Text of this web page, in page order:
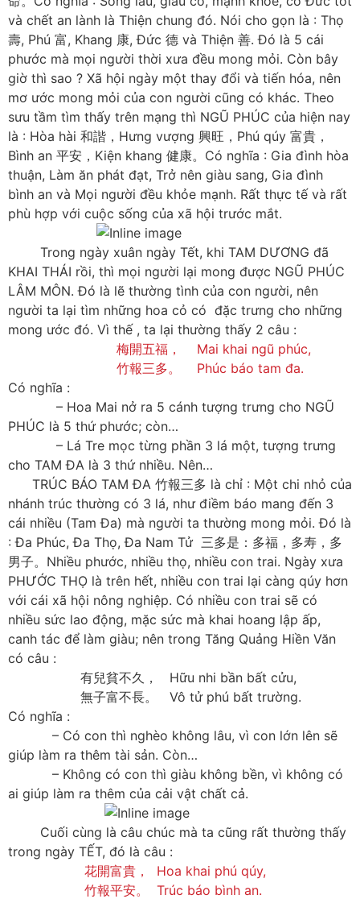
và chết an lành là Thiện chung đó. Nói cho gọn là : Thọ
壽, Phú 富, Khang 康, Đức 德 và Thiện 善. Đó là 5 cái
phước mà mọi người thời xưa đều mong mỏi. Còn bây
giờ thì sao ? Xã hội ngày một thay đổi và tiến hóa, nên
mơ ước mong mỏi của con người cũng có khác. Theo
sưu tầm tìm thấy trên mạng thì NGŨ PHÚC của hiện nay
là : Hòa hài 和諧，Hưng vượng 興旺，Phú qúy 富貴，
Bình an 平安，Kiện khang 健康。Có nghĩa : Gia đình hòa
thuận, Làm ăn phát đạt, Trở nên giàu sang, Gia đình
bình an và Mọi người đều khỏe mạnh. Rất thực tế và rất
phù hợp với cuộc sống của xã hội trước mắt.
Trong ngày xuân ngày Tết, khi TAM DƯƠNG đã
KHAI THÁI rồi, thì mọi người lại mong được NGŨ PHÚC
LÂM MÔN. Đó là lẽ thường tình của con người, nên
người ta lại tìm những hoa cỏ có đặc trưng cho những
mong ước đó. Vì thế , ta lại thường thấy 2 câu :
梅開五福， Mai khai ngũ phúc,
竹報三多。 Phúc báo tam đa.
Có nghĩa :
– Hoa Mai nở ra 5 cánh tượng trưng cho NGŨ
PHÚC là 5 thứ phước; còn…
– Lá Tre mọc từng phần 3 lá một, tượng trưng
cho TAM ĐA là 3 thứ nhiều. Nên…
TRÚC BÁO TAM ĐA 竹報三多 là chỉ : Một chi nhỏ của
nhánh trúc thường có 3 lá, như điềm báo mang đến 3
cái nhiều (Tam Đa) mà người ta thường mong mỏi. Đó là
: Đa Phúc, Đa Thọ, Đa Nam Tử 三多是：多福，多寿，多
男子。Nhiều phước, nhiều thọ, nhiều con trai. Ngày xưa
PHƯỚC THỌ là trên hết, nhiều con trai lại càng qúy hơn
với cái xã hội nông nghiệp. Có nhiều con trai sẽ có
nhiều sức lao động, mặc sức mà khai hoang lập ấp,
canh tác để làm giàu; nên trong Tăng Quảng Hiền Văn
có câu :
有兒貧不久， Hữu nhi bần bất cửu,
無子富不長。 Vô tử phú bất trường.
Có nghĩa :
– Có con thì nghèo không lâu, vì con lớn lên sẽ
giúp làm ra thêm tài sản. Còn…
– Không có con thì giàu không bền, vì không có
ai giúp làm ra thêm của cải vật chất cả.
Cuối cùng là câu chúc mà ta cũng rất thường thấy
trong ngày TẾT, đó là câu :
花開富貴， Hoa khai phú qúy,
竹報平安。 Trúc báo bình an.